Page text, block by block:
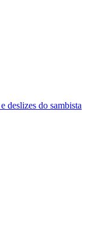
deslizes do sambista